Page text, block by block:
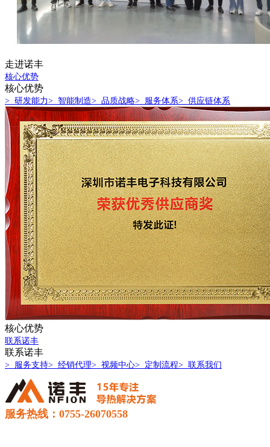
走进诺丰
核心优势
核心优势
> 研发能力> 智能制造> 品质战略> 服务体系> 供应链体系
核心优势
联系诺丰
联系诺丰
> 服务支持> 经销代理> 视频中心> 定制流程> 联系我们
服务热线：0755-26070558